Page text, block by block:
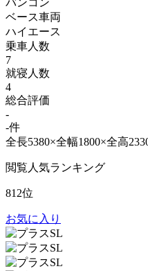
バンコン
ベース車両
ハイエース
乗車人数
7
就寝人数
4
総合評価
-
-件
全長5380×全幅1800×全高
閲覧人気ランキング
812位
お気に入り